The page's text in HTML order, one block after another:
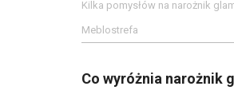
Kilka pomysłów na narożnik
Meblostrefa
Co wyróżnia narożnik